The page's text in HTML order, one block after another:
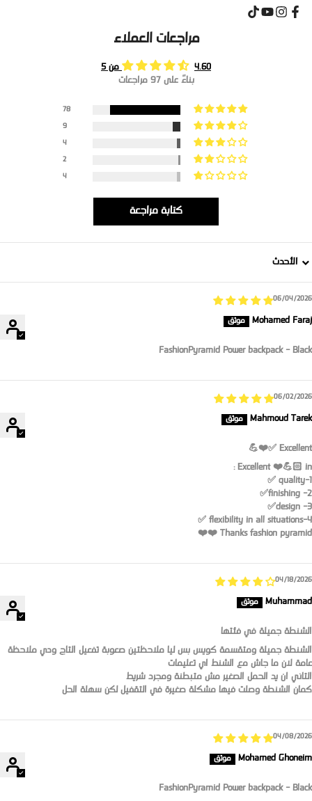
مراجعات العملاء
4.60 من 5
بناءً على 97 مراجعات
78
9
4
2
4
كتابة مراجعة
Sort by
06/04/2026
Mohamed Faraj
FashionPyramid Power backpack - Black
06/02/2026
Mahmoud Tarek
Excellent ✅❤️💪
Excellent ❤️💪🏻 in :
1-quality ✅
2- finishing✅
3- design✅
4-flexibility in all situations ✅
Thanks fashion pyramid ❤️❤️
04/18/2026
Muhammad
الشنطة جميلة في فئتها
الشنطة جميلة ومتقسمة كويس بس ليا ملاحظتين صعوبة تفعيل التاج ودي ملاحظة
عامة لان ما جاش مع الشنط اي تعليمات
التاني ان يد الحمل الصغير مش متبطنة ومجرد شريط
كمان الشنطة وصلت فيها مشكلة صغيرة في التقفيل لكن سهلة الحل
04/08/2026
Mohamed Ghoneim
FashionPyramid Power backpack - Black